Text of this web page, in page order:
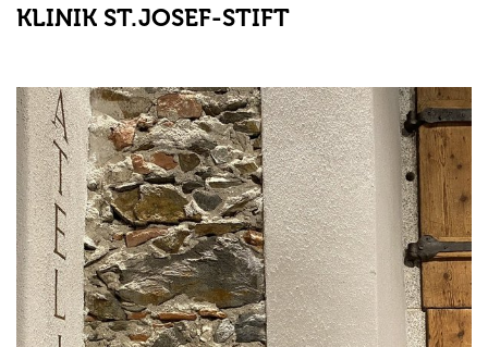
KLINIK ST.JOSEF-STIFT